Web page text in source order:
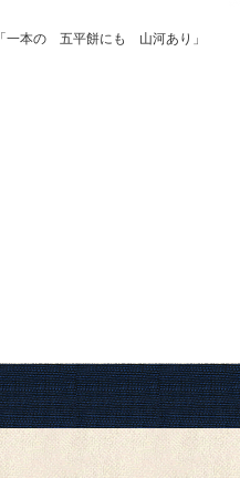
「一本の 五平餅にも 山河あり」